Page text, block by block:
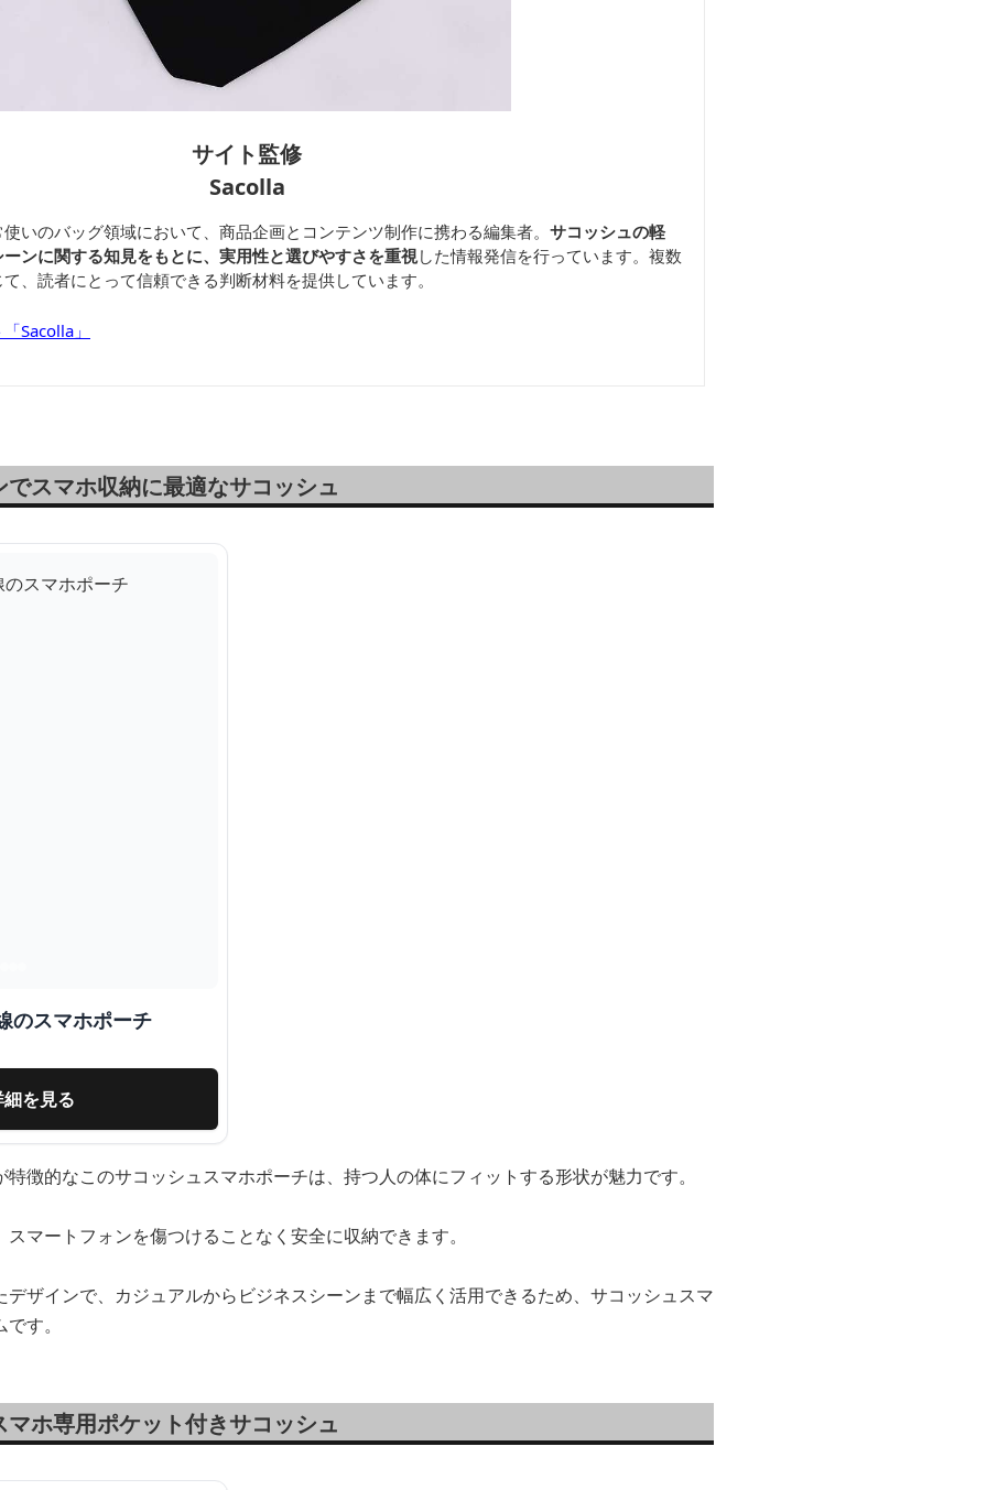
サイト監修
Sacolla
いのバッグ領域において、商品企画とコンテンツ制作に携わる編集者。 サコッシュの軽
ンに関する知見をもとに、実用性と選びやすさを重視した情報発信を行っています。複数
、読者にとって信頼できる判断材料を提供しています。
Sacolla」
スマホ収納に最適なサコッシュ
のスマホポーチ
を見る
徴的なこのサコッシュスマホポーチは、持つ人の体にフィットする形状が魅力です。
マートフォンを傷つけることなく安全に収納できます。
ザインで、カジュアルからビジネスシーンまで幅広く活用できるため、サコッシュスマ
す。
ホ専用ポケット付きサコッシュ